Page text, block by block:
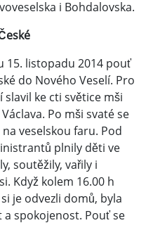
i Bohdalovska.
15. listopadu 2014 pouť
do Nového Veselí. Pro
ke cti světice mši
Po mši svaté se
veselskou faru. Pod
plnily děti ve
soutěžily, vařily i
Když kolem 16.00 h
je odvezli domů, byla
spokojenost. Pouť se